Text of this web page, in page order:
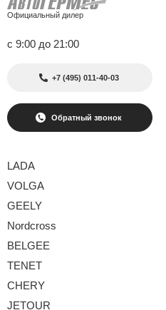
Официальный дилер
с 9:00 до 21:00
+7 (495) 011-40-03
Обратный звонок
LADA
VOLGA
GEELY
Nordcross
BELGEE
TENET
CHERY
JETOUR